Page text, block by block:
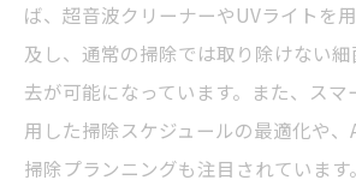
掃除を通じた地域コミュニ
神奈川県での掃除文化の新た
掃除で空間を快適にするア
ば、超音波クリーナーやUVライトを
及し、通常の掃除では取り除けない
去が可能になっています。また、ス
用した掃除スケジュールの最適化や
掃除プランニングも注目されていま